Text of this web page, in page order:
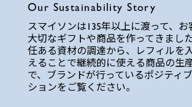
Our Sustainability Story
スマイソンは135年以上に渡って、お
大切なギフトや商品を作ってきまし
任ある資材の調達から、レフィルを
えることで継続的に使える商品の生
で、ブランドが行っているポジティ
ションをご覧ください。